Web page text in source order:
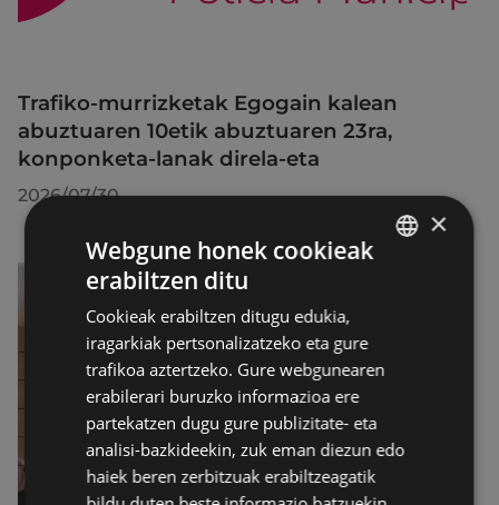
Trafiko-murrizketak Egogain kalean
abuztuaren 10etik abuztuaren 23ra,
konponketa-lanak direla-eta
2026/07/30
×
Webgune honek cookieak
erabiltzen ditu
Cookieak erabiltzen ditugu edukia,
iragarkiak pertsonalizatzeko eta gure
trafikoa aztertzeko. Gure webgunearen
erabilerari buruzko informazioa ere
partekatzen dugu gure publizitate- eta
analisi-bazkideekin, zuk eman diezun edo
haiek beren zerbitzuak erabiltzeagatik